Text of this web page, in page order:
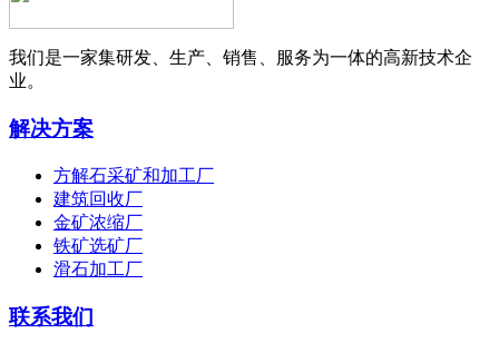
我们是一家集研发、生产、销售、服务为一体的高新技术企
业。
解决方案
方解石采矿和加工厂
建筑回收厂
金矿浓缩厂
铁矿选矿厂
滑石加工厂
联系我们